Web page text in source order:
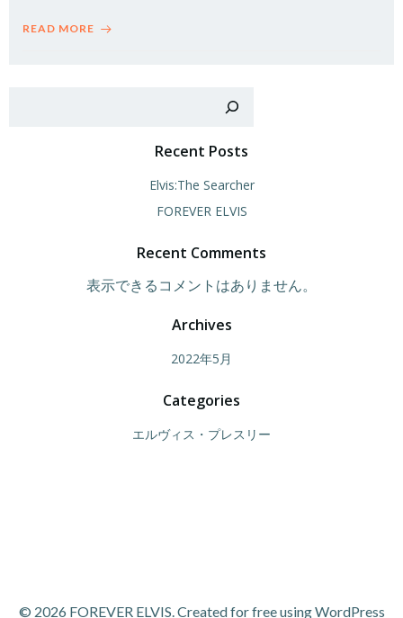
READ MORE
Recent Posts
Elvis:The Searcher
FOREVER ELVIS
Recent Comments
表示できるコメントはありません。
Archives
2022年5月
Categories
エルヴィス・プレスリー
© 2026 FOREVER ELVIS. Created for free using WordPress